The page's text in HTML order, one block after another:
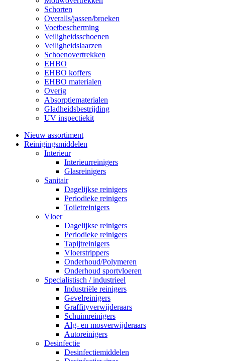
Schorten
Overalls/jassen/broeken
Voetbescherming
Veiligheidsschoenen
Veiligheidslaarzen
Schoenovertrekken
EHBO
EHBO koffers
EHBO materialen
Overig
Absorptiematerialen
Gladheidsbestrijding
UV inspectiekit
Nieuw assortiment
Reinigingsmiddelen
Interieur
Interieurreinigers
Glasreinigers
Sanitair
Dagelijkse reinigers
Periodieke reinigers
Toiletreinigers
Vloer
Dagelijkse reinigers
Periodieke reinigers
Tapijtreinigers
Vloerstrippers
Onderhoud/Polymeren
Onderhoud sportvloeren
Specialistisch / industrieel
Industriële reinigers
Gevelreinigers
Graffityverwijderaars
Schuimreinigers
Alg- en mosverwijderaars
Autoreinigers
Desinfectie
Desinfectiemiddelen